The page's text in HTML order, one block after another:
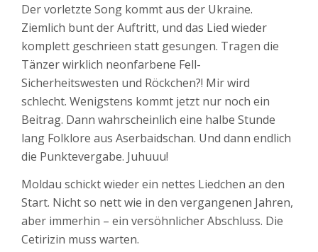
Der vorletzte Song kommt aus der Ukraine.
Ziemlich bunt der Auftritt, und das Lied wieder
komplett geschrieen statt gesungen. Tragen die
Tänzer wirklich neonfarbene Fell-
Sicherheitswesten und Röckchen?! Mir wird
schlecht. Wenigstens kommt jetzt nur noch ein
Beitrag. Dann wahrscheinlich eine halbe Stunde
lang Folklore aus Aserbaidschan. Und dann endlich
die Punktevergabe. Juhuuu!
Moldau schickt wieder ein nettes Liedchen an den
Start. Nicht so nett wie in den vergangenen Jahren,
aber immerhin – ein versöhnlicher Abschluss. Die
Cetirizin muss warten.